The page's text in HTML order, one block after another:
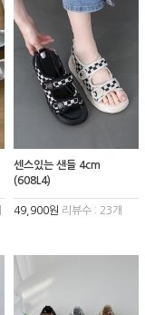
센스있는 샌들 4cm
(608L4)
49,900원 리뷰수 : 23개